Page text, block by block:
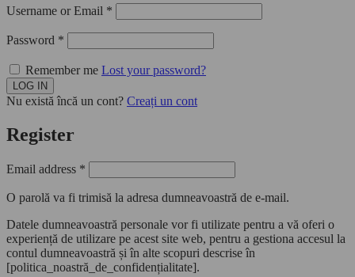
Username or Email *
Password *
Remember me Lost your password?
Nu există încă un cont? Creați un cont
Register
Email address *
O parolă va fi trimisă la adresa dumneavoastră de e-mail.
Datele dumneavoastră personale vor fi utilizate pentru a vă oferi o
experiență de utilizare pe acest site web, pentru a gestiona accesul la
contul dumneavoastră și în alte scopuri descrise în
[politica_noastră_de_confidențialitate].